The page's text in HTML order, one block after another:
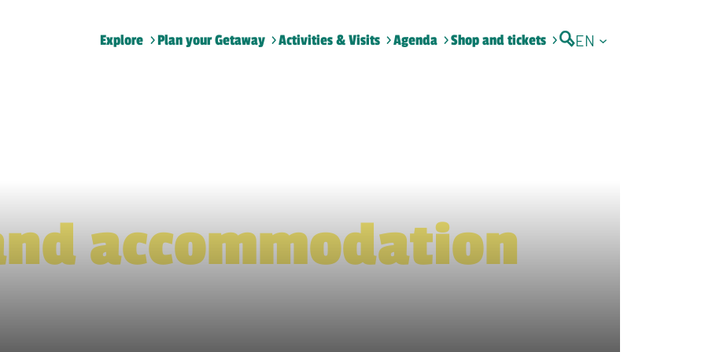
Explore Plan your Getaway Activities & Visits Agenda Shop and tickets EN
accommodation